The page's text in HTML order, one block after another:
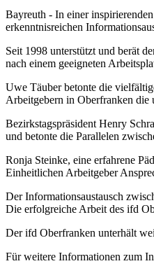
Bayreuth - In einer
erkenntnisreichen
Seit 1998 unterstützt und berät
nach einem geeigneten
Uwe Täuber betonte die
Arbeitgebern in Oberfranken die
Bezirkstagspräsident Henry
und betonte die Parallelen
Ronja Steinke, eine erfahrene
Einheitlichen Arbeitgeber
Der Informationsaustausch
Die erfolgreiche Arbeit des ifd
Der ifd Oberfranken unterhält
Für weitere Informationen zum